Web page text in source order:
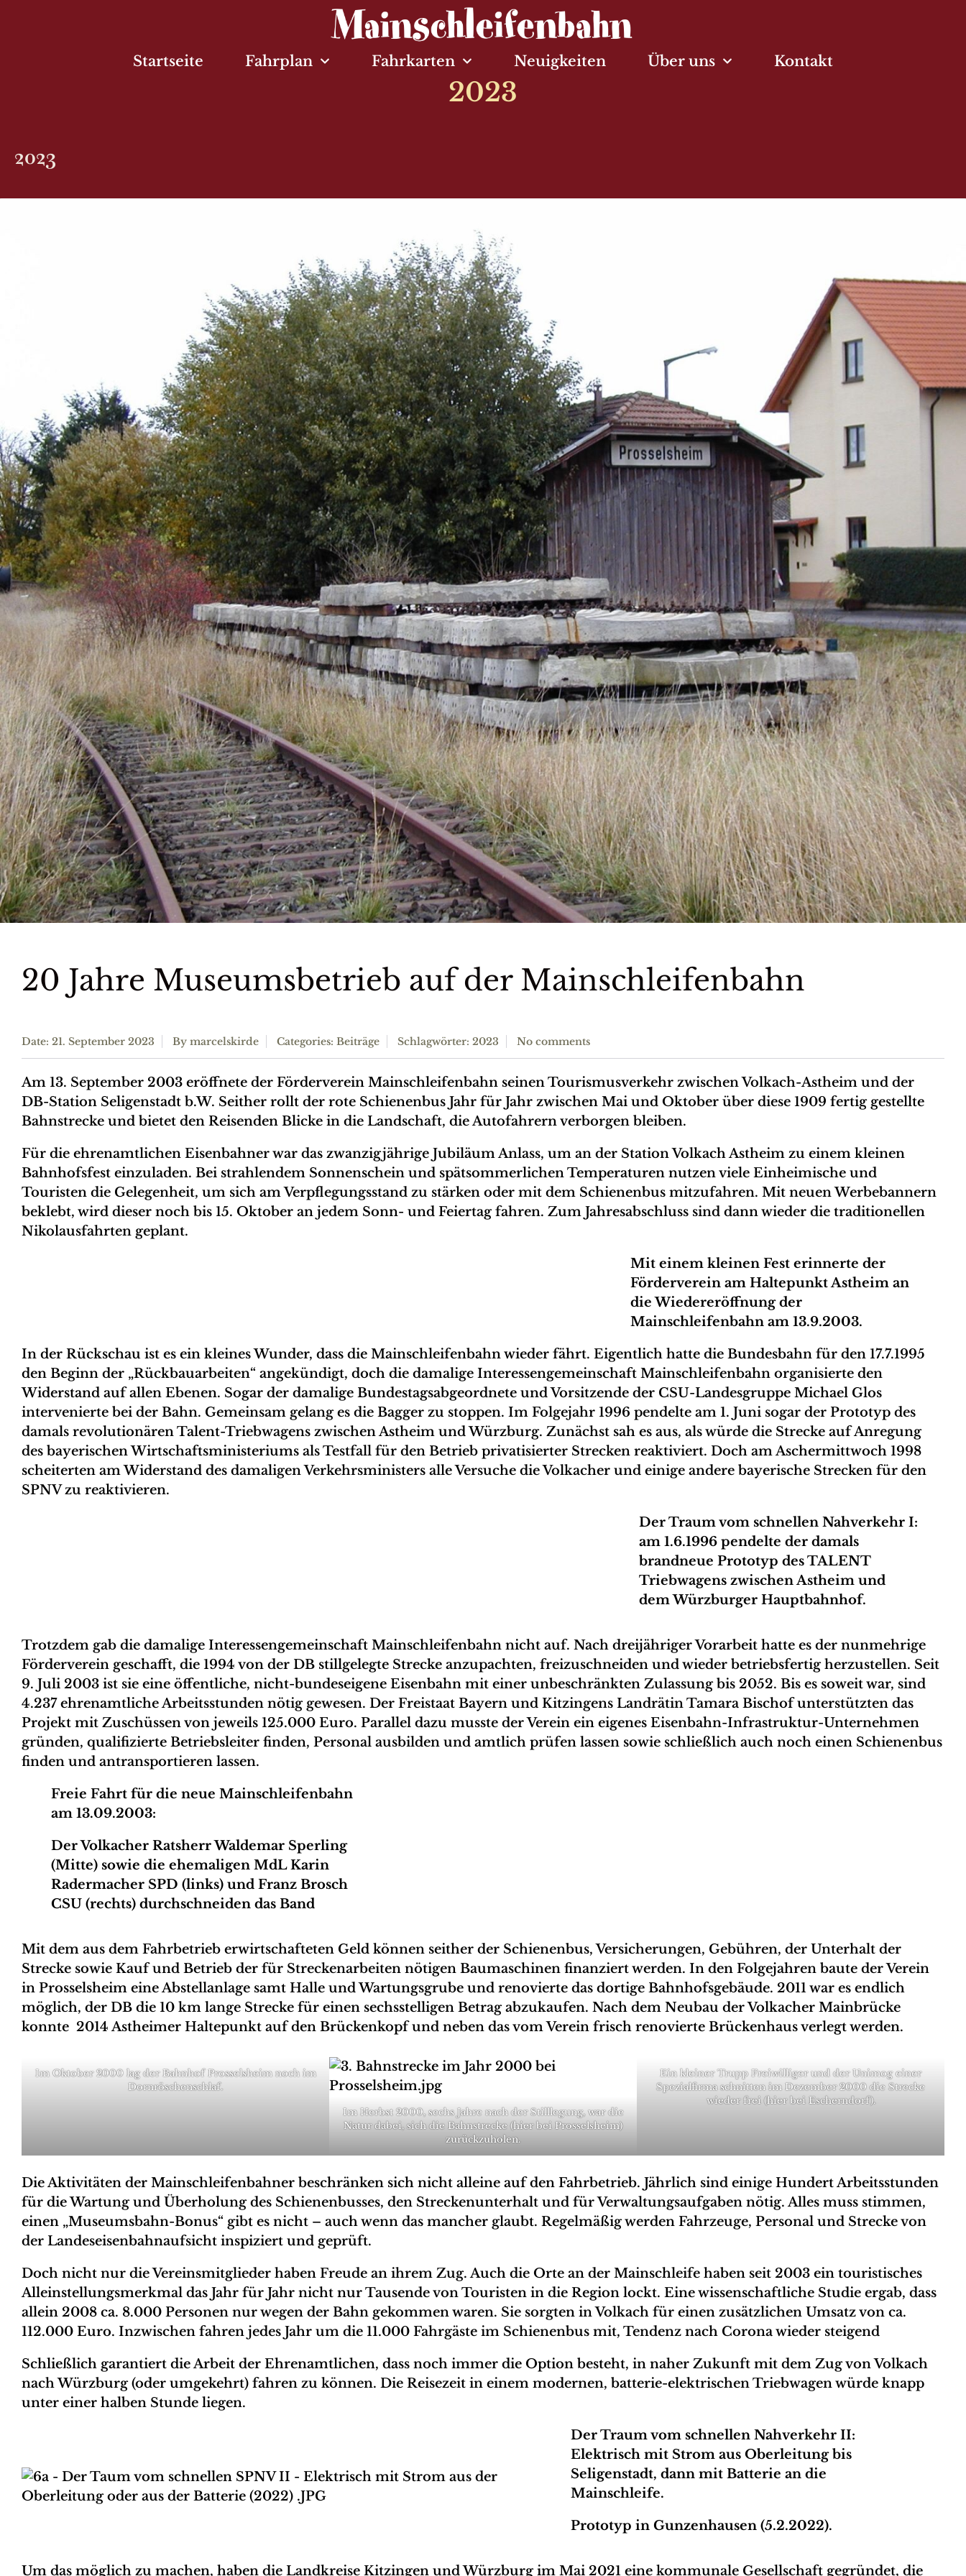
Startseite Fahrplan Fahrkarten Neuigkeiten Über uns Kontakt
2023
2023
20 Jahre Museumsbetrieb auf der Mainschleifenbahn
Date: 21. September 2023 By marcelskirde Categories: Beiträge Schlagwörter: 2023 No comments
Am 13. September 2003 eröffnete der Förderverein Mainschleifenbahn seinen Tourismusverkehr zwischen Volkach-Astheim und der
DB-Station Seligenstadt b.W. Seither rollt der rote Schienenbus Jahr für Jahr zwischen Mai und Oktober über diese 1909 fertig gestellte
Bahnstrecke und bietet den Reisenden Blicke in die Landschaft, die Autofahrern verborgen bleiben.
Für die ehrenamtlichen Eisenbahner war das zwanzigjährige Jubiläum Anlass, um an der Station Volkach Astheim zu einem kleinen
Bahnhofsfest einzuladen. Bei strahlendem Sonnenschein und spätsommerlichen Temperaturen nutzen viele Einheimische und
Touristen die Gelegenheit, um sich am Verpflegungsstand zu stärken oder mit dem Schienenbus mitzufahren. Mit neuen Werbebannern
beklebt, wird dieser noch bis 15. Oktober an jedem Sonn- und Feiertag fahren. Zum Jahresabschluss sind dann wieder die traditionellen
Nikolausfahrten geplant.
Mit einem kleinen Fest erinnerte der
Förderverein am Haltepunkt Astheim an
die Wiedereröffnung der
Mainschleifenbahn am 13.9.2003.
In der Rückschau ist es ein kleines Wunder, dass die Mainschleifenbahn wieder fährt. Eigentlich hatte die Bundesbahn für den 17.7.1995
den Beginn der „Rückbauarbeiten“ angekündigt, doch die damalige Interessengemeinschaft Mainschleifenbahn organisierte den
Widerstand auf allen Ebenen. Sogar der damalige Bundestagsabgeordnete und Vorsitzende der CSU-Landesgruppe Michael Glos
intervenierte bei der Bahn. Gemeinsam gelang es die Bagger zu stoppen. Im Folgejahr 1996 pendelte am 1. Juni sogar der Prototyp des
damals revolutionären Talent-Triebwagens zwischen Astheim und Würzburg. Zunächst sah es aus, als würde die Strecke auf Anregung
des bayerischen Wirtschaftsministeriums als Testfall für den Betrieb privatisierter Strecken reaktiviert. Doch am Aschermittwoch 1998
scheiterten am Widerstand des damaligen Verkehrsministers alle Versuche die Volkacher und einige andere bayerische Strecken für den
SPNV zu reaktivieren.
Der Traum vom schnellen Nahverkehr I:
am 1.6.1996 pendelte der damals
brandneue Prototyp des TALENT
Triebwagens zwischen Astheim und
dem Würzburger Hauptbahnhof.
Trotzdem gab die damalige Interessengemeinschaft Mainschleifenbahn nicht auf. Nach dreijähriger Vorarbeit hatte es der nunmehrige
Förderverein geschafft, die 1994 von der DB stillgelegte Strecke anzupachten, freizuschneiden und wieder betriebsfertig herzustellen. Seit
9. Juli 2003 ist sie eine öffentliche, nicht-bundeseigene Eisenbahn mit einer unbeschränkten Zulassung bis 2052. Bis es soweit war, sind
4.237 ehrenamtliche Arbeitsstunden nötig gewesen. Der Freistaat Bayern und Kitzingens Landrätin Tamara Bischof unterstützten das
Projekt mit Zuschüssen von jeweils 125.000 Euro. Parallel dazu musste der Verein ein eigenes Eisenbahn-Infrastruktur-Unternehmen
gründen, qualifizierte Betriebsleiter finden, Personal ausbilden und amtlich prüfen lassen sowie schließlich auch noch einen Schienenbus
finden und antransportieren lassen.
Freie Fahrt für die neue Mainschleifenbahn
am 13.09.2003:
Der Volkacher Ratsherr Waldemar Sperling
(Mitte) sowie die ehemaligen MdL Karin
Radermacher SPD (links) und Franz Brosch
CSU (rechts) durchschneiden das Band
Mit dem aus dem Fahrbetrieb erwirtschafteten Geld können seither der Schienenbus, Versicherungen, Gebühren, der Unterhalt der
Strecke sowie Kauf und Betrieb der für Streckenarbeiten nötigen Baumaschinen finanziert werden. In den Folgejahren baute der Verein
in Prosselsheim eine Abstellanlage samt Halle und Wartungsgrube und renovierte das dortige Bahnhofsgebäude. 2011 war es endlich
möglich, der DB die 10 km lange Strecke für einen sechsstelligen Betrag abzukaufen. Nach dem Neubau der Volkacher Mainbrücke
konnte 2014 Astheimer Haltepunkt auf den Brückenkopf und neben das vom Verein frisch renovierte Brückenhaus verlegt werden.
Im Oktober 2000 lag der Bahnhof Prosselsheim noch im
Dornröschenschlaf.
Im Herbst 2000, sechs Jahre nach der Stilllegung, war die
Natur dabei, sich die Bahnstrecke (hier bei Prosselsheim)
zurückzuholen.
Ein kleiner Trupp Freiwilliger und der Unimog einer
Spezialfirma schnitten im Dezember 2000 die Strecke
wieder frei (hier bei Escherndorf).
Die Aktivitäten der Mainschleifenbahner beschränken sich nicht alleine auf den Fahrbetrieb. Jährlich sind einige Hundert Arbeitsstunden
für die Wartung und Überholung des Schienenbusses, den Streckenunterhalt und für Verwaltungsaufgaben nötig. Alles muss stimmen,
einen „Museumsbahn-Bonus“ gibt es nicht – auch wenn das mancher glaubt. Regelmäßig werden Fahrzeuge, Personal und Strecke von
der Landeseisenbahnaufsicht inspiziert und geprüft.
Doch nicht nur die Vereinsmitglieder haben Freude an ihrem Zug. Auch die Orte an der Mainschleife haben seit 2003 ein touristisches
Alleinstellungsmerkmal das Jahr für Jahr nicht nur Tausende von Touristen in die Region lockt. Eine wissenschaftliche Studie ergab, dass
allein 2008 ca. 8.000 Personen nur wegen der Bahn gekommen waren. Sie sorgten in Volkach für einen zusätzlichen Umsatz von ca.
112.000 Euro. Inzwischen fahren jedes Jahr um die 11.000 Fahrgäste im Schienenbus mit, Tendenz nach Corona wieder steigend
Schließlich garantiert die Arbeit der Ehrenamtlichen, dass noch immer die Option besteht, in naher Zukunft mit dem Zug von Volkach
nach Würzburg (oder umgekehrt) fahren zu können. Die Reisezeit in einem modernen, batterie-elektrischen Triebwagen würde knapp
unter einer halben Stunde liegen.
Der Traum vom schnellen Nahverkehr II:
Elektrisch mit Strom aus Oberleitung bis
Seligenstadt, dann mit Batterie an die
Mainschleife.
Prototyp in Gunzenhausen (5.2.2022).
Um das möglich zu machen, haben die Landkreise Kitzingen und Würzburg im Mai 2021 eine kommunale Gesellschaft gegründet, die